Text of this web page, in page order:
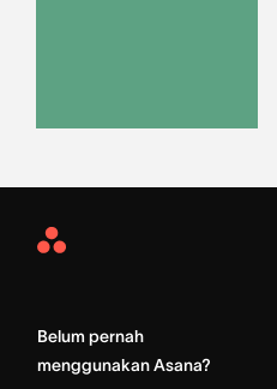
Asana
Belum pernah
menggunakan Asana?